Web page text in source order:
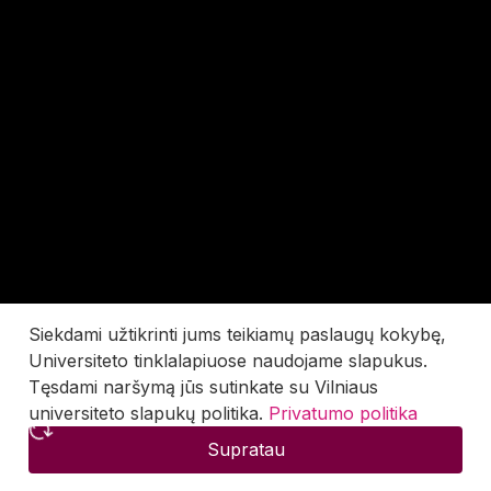
Siekdami užtikrinti jums teikiamų paslaugų kokybę,
Universiteto tinklalapiuose naudojame slapukus.
Tęsdami naršymą jūs sutinkate su Vilniaus
universiteto slapukų politika. Privatumo politika
Supratau